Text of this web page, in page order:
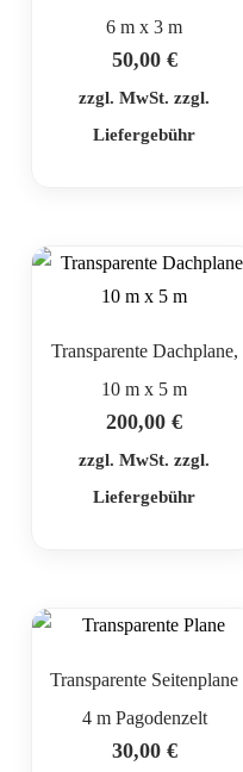
6 m x 3 m
50,00 €
zzgl. MwSt. zzgl.
Liefergebühr
Transparente Dachplane,
10 m x 5 m
200,00€
zzgl. MwSt. zzgl.
Liefergebühr
Transparente Seitenplane
4 m Pagodenzelt
30,00 €